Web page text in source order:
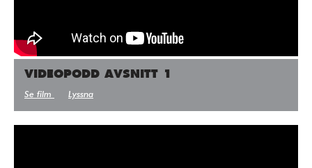
VIDEOPODD AVSNITT 1
Se film Lyssna